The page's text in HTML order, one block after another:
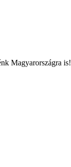
Magyarországra is!